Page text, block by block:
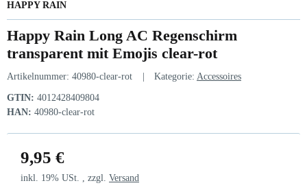
HAPPY RAIN
Happy Rain Long AC Regenschirm
transparent mit Emojis clear-rot
Artikelnummer: 40980-clear-rot Kategorie: Accessoires
GTIN: 4012428409804
HAN: 40980-clear-rot
9,95 €
inkl. 19% USt. , zzgl. Versand